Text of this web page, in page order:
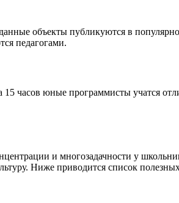
объекты публикуются в
педагогами.
часов юные программисты учатся
и многозадачности у
Ниже приводится список